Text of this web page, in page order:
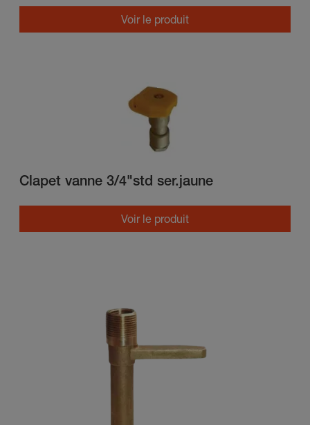
Voir le produit
Clapet vanne 3/4"std ser.jaune
Voir le produit